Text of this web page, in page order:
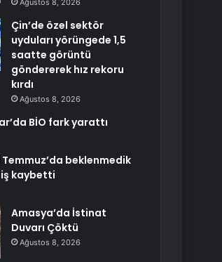
Ağustos 8, 2026
Çin’de özel sektör
uyduları yörüngede 1,5
saatte görüntü
göndererek hız rekoru
kırdı
Ağustos 8, 2026
BİO fark yarattı
beklenmedik
kaybetti
Amasya’da İstinat
Duvarı Çöktü
Ağustos 8, 2026